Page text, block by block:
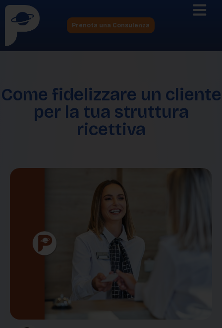
Prenota una Consulenza
Come fidelizzare un cliente
per la tua struttura
ricettiva